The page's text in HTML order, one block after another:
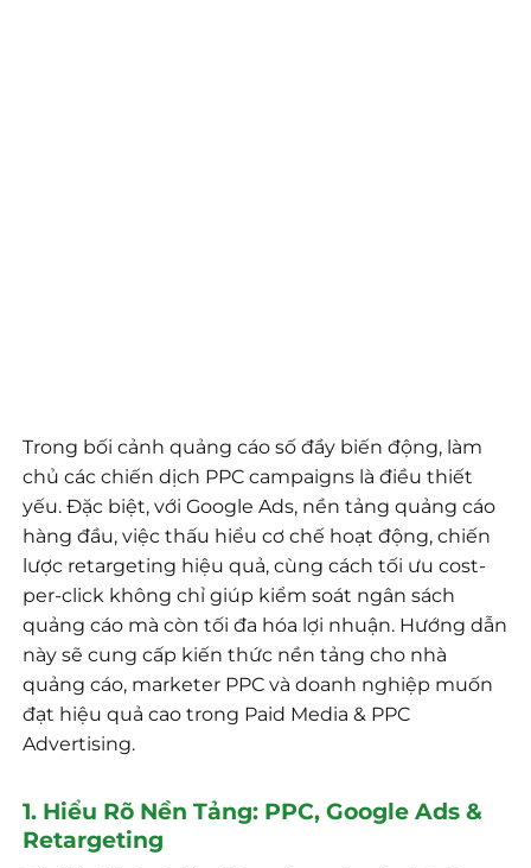
Trong bối cảnh quảng cáo số đầy biến động, làm
chủ các chiến dịch PPC campaigns là điều thiết
yếu. Đặc biệt, với Google Ads, nền tảng quảng cáo
hàng đầu, việc thấu hiểu cơ chế hoạt động, chiến
lược retargeting hiệu quả, cùng cách tối ưu cost-
per-click không chỉ giúp kiểm soát ngân sách
quảng cáo mà còn tối đa hóa lợi nhuận. Hướng dẫn
này sẽ cung cấp kiến thức nền tảng cho nhà
quảng cáo, marketer PPC và doanh nghiệp muốn
đạt hiệu quả cao trong Paid Media & PPC
Advertising.
1. Hiểu Rõ Nền Tảng: PPC, Google Ads &
Retargeting